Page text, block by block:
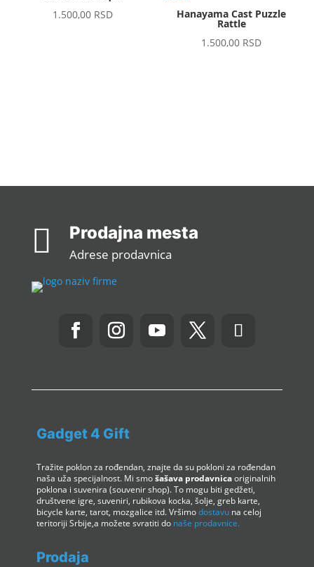
1.500,00 RSD Hanayama Cast Puzzle
Rattle
1.500,00 RSD
 Prodajna mesta
Adrese prodavnica
Gadget 4 Gift
Tražite poklon za rođendan, znajte da su pokloni za rođendan
naša uža specijalnost. Mi smošašava prodavnicaoriginalnih
poklona i suvenira (souvenir shop). To mogu biti gedžeti,
društvene igre, suveniri, rubikova kocka, šolje, greb karte,
bicycle karte, tarot, mozgalice itd. Vršimodostavu na celoj
teritoriji Srbije,a možete svratiti do naše prodavnice.
Prodaja